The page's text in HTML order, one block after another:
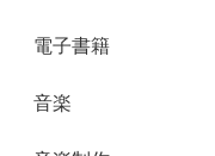
電子書籍
音楽